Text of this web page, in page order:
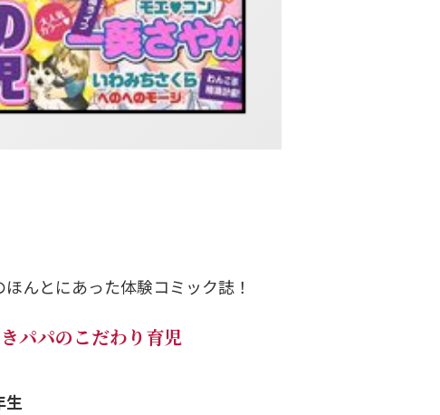
んとにあった体験コミック誌！
パパのこだわり育児
生